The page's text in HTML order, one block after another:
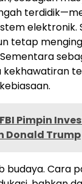
elektronik.
tetap
kekhawatiran
FBI Pimpin
Donald Trump
budaya. Cara